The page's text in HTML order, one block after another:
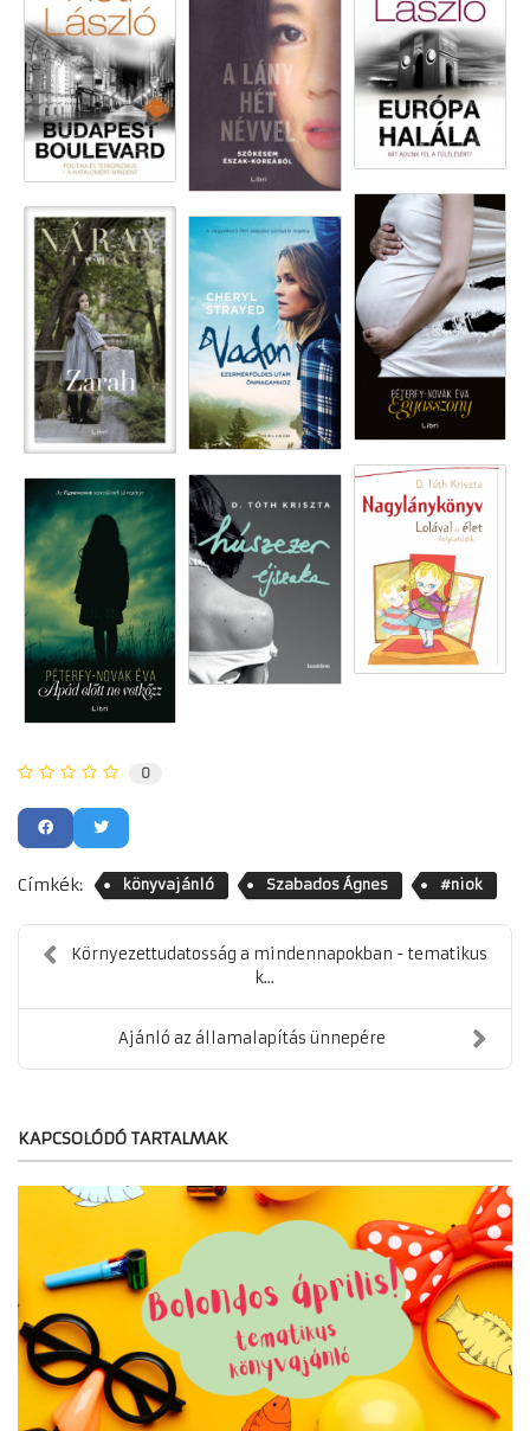
0
Címkék: könyvajánló Szabados Ágnes #niok
Környezettudatosság a mindennapokban - tematikus
k...
Ajánló az államalapítás ünnepére
KAPCSOLÓDÓ TARTALMAK